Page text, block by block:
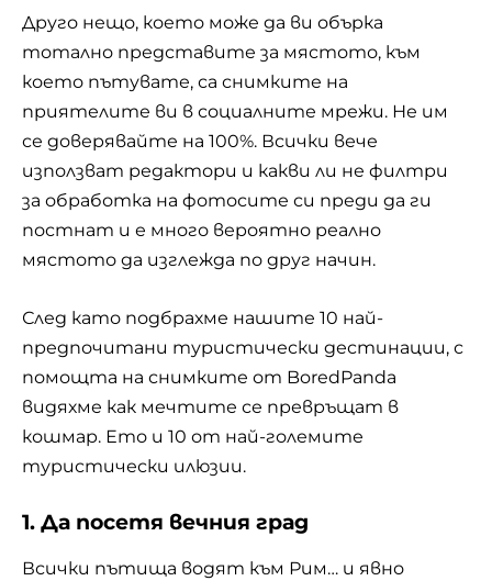
Друго нещо, което може да ви обърка
тотално представите за мястото, към
което пътувате, са снимките на
приятелите ви в социалните мрежи. Не им
се доверявайте на 100%. Всички вече
използват редактори и какви ли не филтри
за обработка на фотосите си преди да ги
постнат и е много вероятно реално
мястото да изглежда по друг начин.
След като подбрахме нашите 10 най-
предпочитани туристически дестинации, с
помощта на снимките от BoredPanda
видяхме как мечтите се превръщат в
кошмар. Ето и 10 от най-големите
туристически илюзии.
1. Да посетя вечния град
Всички пътища водят към Рим… и явно